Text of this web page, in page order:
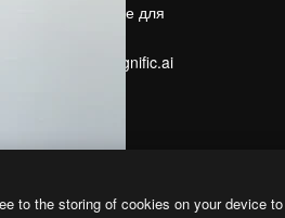
Помещение для
Ищете magnific.ai
to the storing of cookies on your device